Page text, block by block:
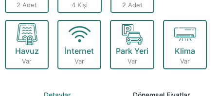
2 Adet 4 Kişi 2 Adet
Havuz
Var
İnternet
Var
Park Yeri
Var
Klima
Var